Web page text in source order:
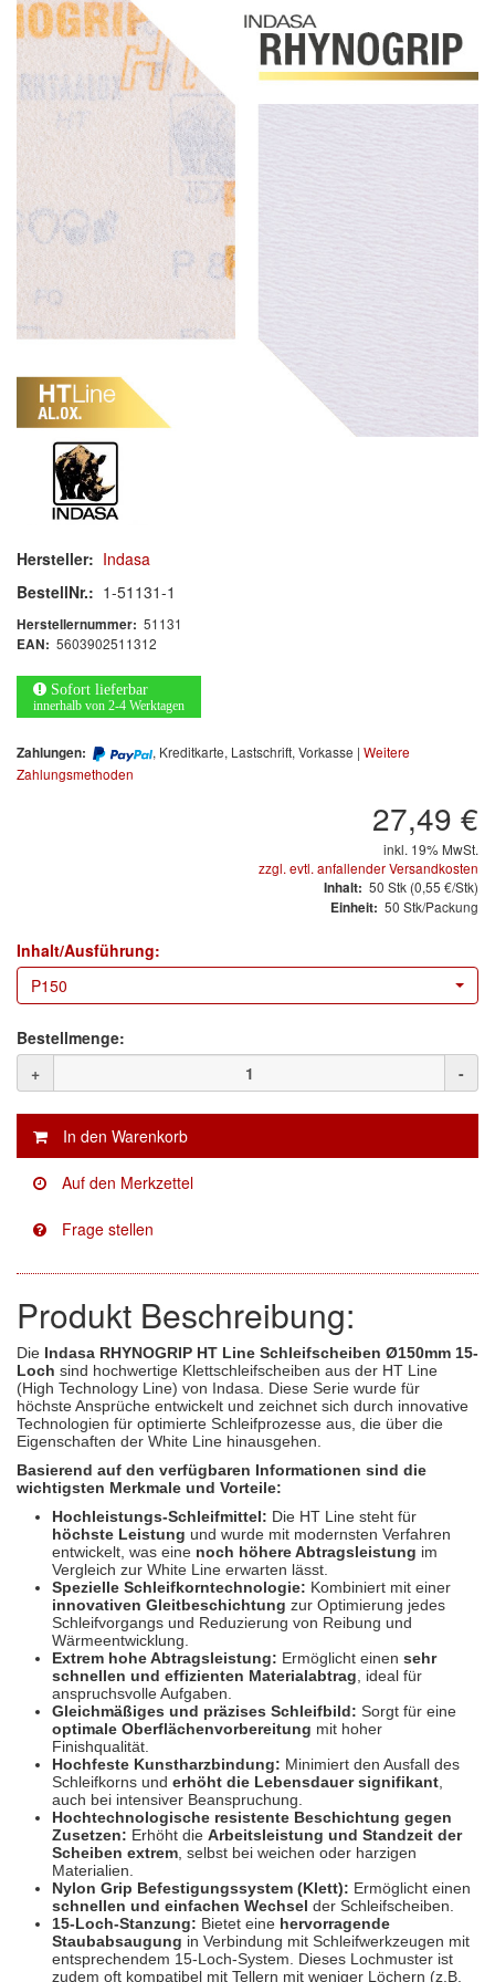
Schleif-Handpads
Zubehör/Hilfsmittel
Kleben & Beschichten
Abdecken
Spachteln
Lackieren
Polieren
Werkzeug & Maschinen
Reinigen
Arbeitsschutz
Luftfilter
Mischfarben
Restposten
Informationsmaterial
MARKEN
E-D
EVERCOAT
Facdos
Finixa
Indasa
KWASNY
Mirka
(1)
Novol
(3)
Prevost
(3)
Proma
(21)
Sia
(3)
Spectral
(5)
StarChem
(1)
Sundstrom
Troton
(2)
Wibeco
(1)
ZVG
Hersteller: Indasa
BestellNr.: 1-51131-1
Herstellernummer: 51131
EAN: 5603902511312
Sofort lieferbar
innerhalb von 2-4 Werktagen
Zahlungen: , Kreditkarte, Lastschrift, Vorkasse | Weitere
Zahlungsmethoden
27,49 €
inkl. 19% MwSt.
zzgl. evtl. anfallender Versandkosten
Inhalt: 50 Stk (0,55 €/Stk)
Einheit: 50 Stk/Packung
Inhalt/Ausführung:
P150
Bestellmenge:
+
-
Produkt Beschreibung:
Die Indasa RHYNOGRIP HT Line Schleifscheiben Ø150mm 15-
Loch sind hochwertige Klettschleifscheiben aus der HT Line
(High Technology Line) von Indasa. Diese Serie wurde für
höchste Ansprüche entwickelt und zeichnet sich durch innovative
Technologien für optimierte Schleifprozesse aus, die über die
Eigenschaften der White Line hinausgehen.
Basierend auf den verfügbaren Informationen sind die
wichtigsten Merkmale und Vorteile:
Hochleistungs-Schleifmittel: Die HT Line steht für
höchste Leistung und wurde mit modernsten Verfahren
entwickelt, was eine noch höhere Abtragsleistung im
Vergleich zur White Line erwarten lässt.
Spezielle Schleifkorntechnologie: Kombiniert mit einer
innovativen Gleitbeschichtung zur Optimierung jedes
Schleifvorgangs und Reduzierung von Reibung und
Wärmeentwicklung.
Extrem hohe Abtragsleistung: Ermöglicht einen sehr
schnellen und effizienten Materialabtrag , ideal für
anspruchsvolle Aufgaben.
Gleichmäßiges und präzises Schleifbild: Sorgt für eine
optimale Oberflächenvorbereitung mit hoher
Finishqualität.
Hochfeste Kunstharzbindung: Minimiert den Ausfall des
Schleifkorns und erhöht die Lebensdauer signifikant
auch bei intensiver Beanspruchung.
Hochtechnologische resistente Beschichtung gegen
Zusetzen: Erhöht die Arbeitsleistung und Standzeit der
Scheiben extrem , selbst bei weichen oder harzigen
Materialien.
Nylon Grip Befestigungssystem (Klett): Ermöglicht einen
schnellen und einfachen Wechsel der Schleifscheiben.
15-Loch-Stanzung: Bietet eine hervorragende
Staubabsaugung in Verbindung mit Schleifwerkzeugen mit
entsprechendem 15-Loch-System. Dieses Lochmuster ist
zudem oft kompatibel mit Tellern mit weniger Löchern (z.B.